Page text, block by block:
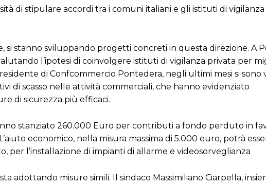
di stipulare accordi tra i comuni italiani e gli istituti di
si stanno sviluppando progetti concreti in questa direzione. A
l’ipotesi di coinvolgere istituti di vigilanza privata per
di Confcommercio Pontedera, negli ultimi mesi si sono
di scasso nelle attività commerciali, che hanno evidenziato
di sicurezza più efficaci.
stanziato 260.000 Euro per contributi a fondo perduto in
economico, nella misura massima di 5.000 euro, potrà
l’installazione di impianti di allarme e videosorveglianza
adottando misure simili. Il sindaco Massimiliano Ciarpella,